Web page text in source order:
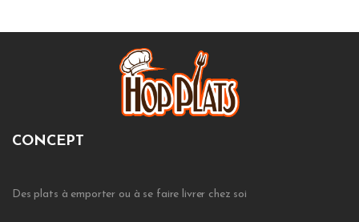
CONCEPT
Des plats à emporter ou à se faire livrer chez soi